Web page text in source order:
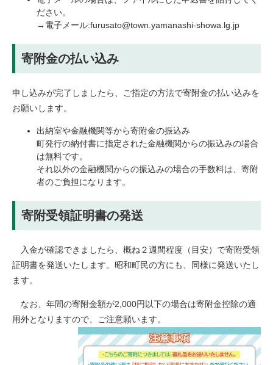
ださい。
→電子メール:furusato@town.yamanashi-showa.lg.jp
寄附金の払い込み
申し込みが完了しましたら、ご指定の方法で寄附金の払い込みを
お願いします。
出納室や金融機関等から寄附金の振込み
町発行の納付書に指定された金融機関からの振込みの場合
は無料です。
それ以外の金融機関からの振込みの場合の手数料は、寄附
者のご負担になります。
寄附受領証明書の発送
入金が確認できましたら、概ね２週間程度（目安）で寄附受領
証明書を発送いたします。昭和町民の方にも、同様に発送いたし
ます。
なお、年間の寄附金額が2,000円以下の場合は寄附金控除の適
用外となりますので、ご注意願います。